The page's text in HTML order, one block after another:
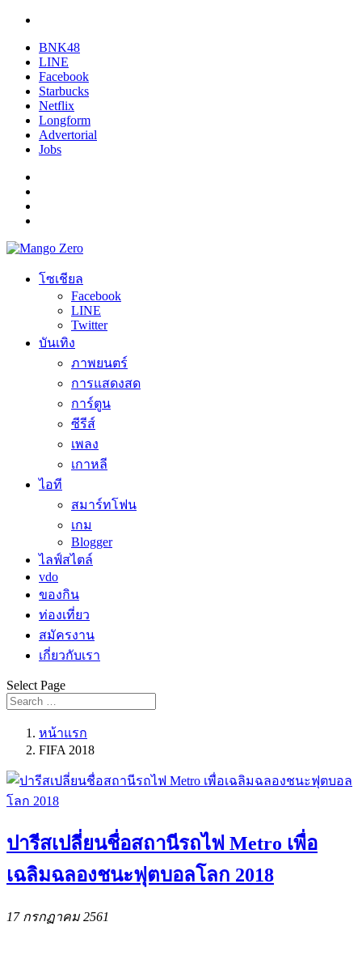
BNK48
LINE
Facebook
Starbucks
Netflix
Longform
Advertorial
Jobs
โซเชียล
Facebook
LINE
Twitter
บันเทิง
ภาพยนตร์
การแสดงสด
การ์ตูน
ซีรีส์
เพลง
เกาหลี
ไอที
สมาร์ทโฟน
เกม
Blogger
ไลฟ์สไตล์
vdo
ของกิน
ท่องเที่ยว
สมัครงาน
เกี่ยวกับเรา
Select Page
หน้าแรก
FIFA 2018
ปารีสเปลี่ยนชื่อสถานีรถไฟ Metro เพื่อ
เฉลิมฉลองชนะฟุตบอลโลก 2018
17 กรกฏาคม 2561